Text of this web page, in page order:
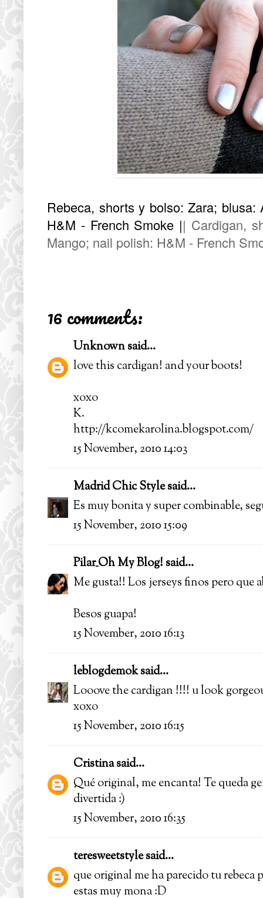
Rebeca, shorts y bolso: Zara;
H&M - French Smoke || Cardigan,
Mango; nail polish: H&M - French
16 comments:
Unknownsaid...
love this cardigan! and your boots!
xoxo
K.
http://kcomekarolina.blogspot.com/
15 November, 2010 14:03
Madrid Chic Stylesaid...
Es muy bonita y super combinable,
15 November, 2010 15:09
Pilar_Oh My Blog! said...
Me gusta!! Los jerseys finos pero que
Besos guapa!
15 November, 2010 16:13
leblogdemoksaid...
Looove the cardigan !!!! u look
xoxo
15 November, 2010 16:15
Cristinasaid...
Qué original, me encanta! Te queda
divertida :)
15 November, 2010 16:35
teresweetstylesaid...
que original me ha parecido tu
estas muy mona :D